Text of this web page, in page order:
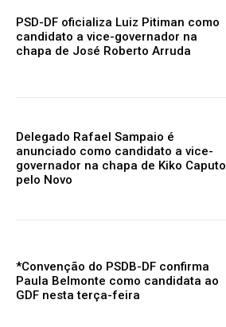
PSD-DF oficializa Luiz Pitiman como
candidato a vice-governador na
chapa de José Roberto Arruda
Delegado Rafael Sampaio é
anunciado como candidato a vice-
governador na chapa de Kiko Caputo
pelo Novo
*Convenção do PSDB-DF confirma
Paula Belmonte como candidata ao
GDF nesta terça-feira